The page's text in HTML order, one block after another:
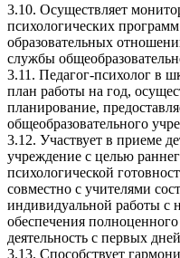
3.10. Осуществляет
психологических
образовательных
службы
3.11. Педагог-психолог в
план работы на год,
планирование,
общеобразовательного
3.12. Участвует в приеме
учреждение с целью
психологической
совместно с учителями
индивидуальной работы с
обеспечения
деятельность с первых
3.13. Способствует